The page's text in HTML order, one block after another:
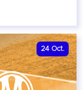
24 Oct.